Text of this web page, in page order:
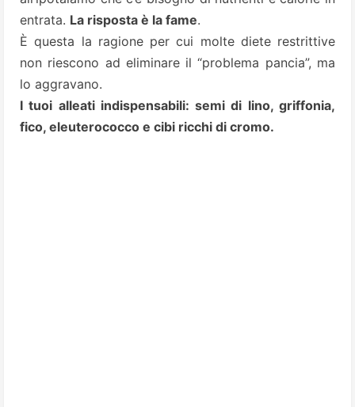
entrata. La risposta è la fame.
È questa la ragione per cui molte diete restrittive
non riescono ad eliminare il “problema pancia”, ma
lo aggravano.
I tuoi alleati indispensabili: semi di lino, griffonia,
fico, eleuterococco e cibi ricchi di cromo.